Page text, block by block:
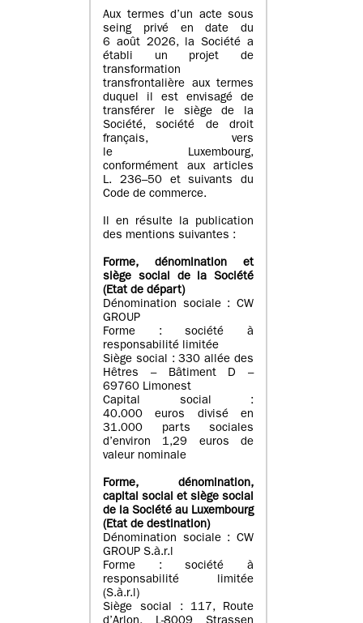
Aux termes d’un acte sous
seing privé en date du
6 août 2026, la Société a
établi un projet de
transformation
transfrontalière aux termes
duquel il est envisagé de
transférer le siège de la
Société, société de droit
français, vers
le Luxembourg,
conformément aux articles
L. 236–50 et suivants du
Code de commerce.
Il en résulte la publication
des mentions suivantes :
Forme, dénomination et
siège social de la Société
(Etatde départ)
Dénomination sociale : CW
GROUP
Forme : société à
responsabilité limitée
Siège social : 330 allée des
Hêtres – Bâtiment D –
69760 Limonest
Capital social :
40.000 euros divisé en
31.000 parts sociales
d’environ 1,29 euros de
valeur nominale
Forme, dénomination,
capital social et siège social
de la Société au Luxembourg
(Etat de destination)
Dénomination sociale : CW
GROUP S.à.r.l
Forme : société à
responsabilité limitée
(S.à.r.l)
Siège social : 117, Route